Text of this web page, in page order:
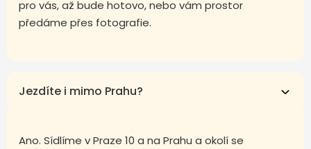
pro vás, až bude hotovo, nebo vám prostor
předáme přes fotografie.
Jezdíte i mimo Prahu?
Ano. Sídlíme v Praze 10 a na Prahu a okolí se